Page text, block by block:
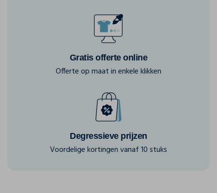
Gratis offerte online
Offerte op maat in enkele klikken
Degressieve prijzen
Voordelige kortingen vanaf 10 stuks